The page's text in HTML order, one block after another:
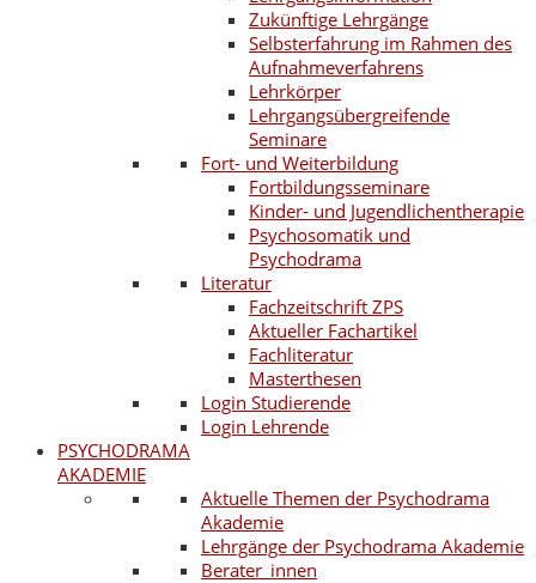
Zukünftige Lehrgänge
Selbsterfahrung im Rahmen des
Aufnahmeverfahrens
Lehrkörper
Lehrgangsübergreifende
Seminare
Fort- und Weiterbildung
Fortbildungsseminare
Kinder- und Jugendlichentherapie
Psychosomatik und
Psychodrama
Literatur
Fachzeitschrift ZPS
Aktueller Fachartikel
Fachliteratur
Masterthesen
Login Studierende
Login Lehrende
PSYCHODRAMA
AKADEMIE
Aktuelle Themen der Psychodrama
Akademie
Lehrgänge der Psychodrama Akademie
Berater_innen